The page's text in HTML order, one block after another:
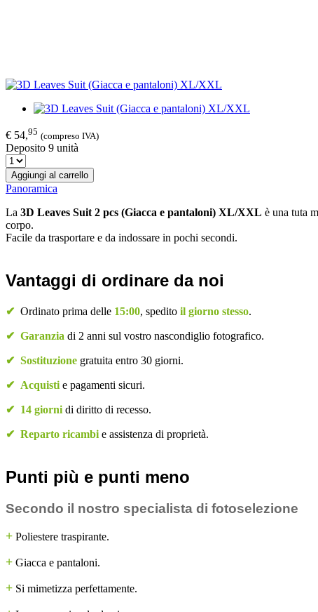
€ 54,95 (compreso IVA)
Deposito 9 unità
Aggiungi al carrello
Panoramica
La 3D Leaves Suit 2 pcs (Giacca e pantaloni) XL/XXL è una tuta
corpo.
Facile da trasportare e da indossare in pochi secondi.
Vantaggi di ordinare da noi
✔ Ordinato prima delle 15:00, spedito il giorno stesso.
✔ Garanzia di 2 anni sul vostro nascondiglio fotografico.
✔ Sostituzione gratuita entro 30 giorni.
✔ Acquisti e pagamenti sicuri.
✔ 14 giorni di diritto di recesso.
✔ Reparto ricambi e assistenza di proprietà.
Punti più e punti meno
Secondo il nostro specialista di fotoselezione
+ Poliestere traspirante.
+ Giacca e pantaloni.
+ Si mimetizza perfettamente.